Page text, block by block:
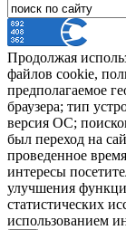
Продолжая
файлов cookie,
предполагаемое
браузера; тип
версия ОС;
был переход на
проведенное
интересы
улучшения
статистических
использованием